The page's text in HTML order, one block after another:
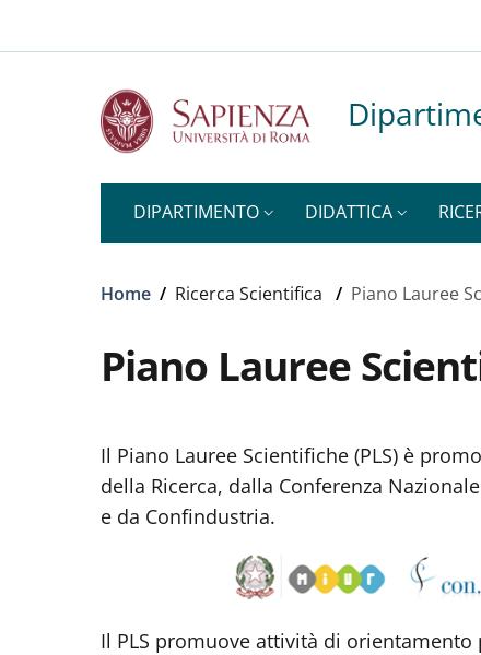
DIPARTIMENTO DIDATTICA
Briciole di pane
Home / Ricerca Scientifica / Piano Lauree
Piano Lauree
Il Piano Lauree Scientifiche (PLS) è
della Ricerca, dalla Conferenza
e da Confindustria.
Il PLS promuove attività di